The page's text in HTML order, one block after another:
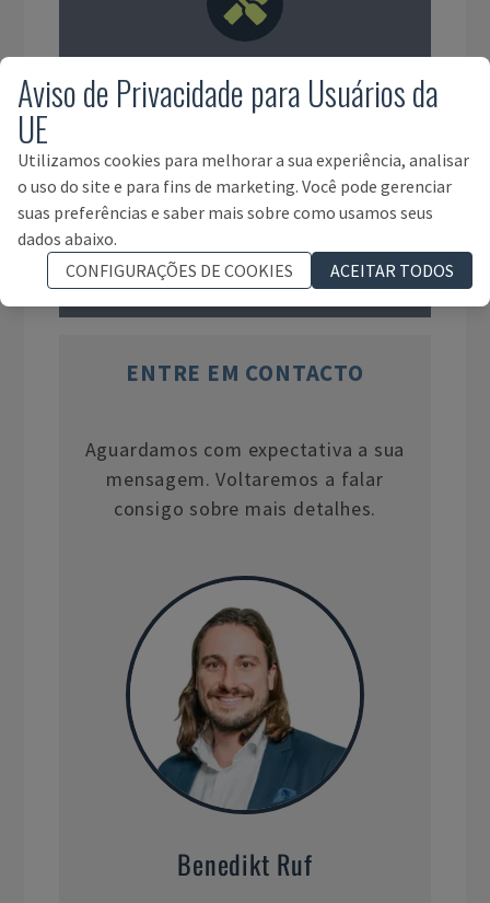
Ferramentas e Equipamentos
Ativos Fixos Móveis
ENTRE EM CONTACTO
Aguardamos com expectativa a sua
mensagem. Voltaremos a falar
consigo sobre mais detalhes.
Benedikt Ruf
Aviso de Privacidade para Usuários da
UE
Utilizamos cookies para melhorar a sua experiência, analisar
o uso do site e para fins de marketing. Você pode gerenciar
suas preferências e saber mais sobre como usamos seus
dados abaixo.
CONFIGURAÇÕES DE COOKIES
ACEITAR TODOS